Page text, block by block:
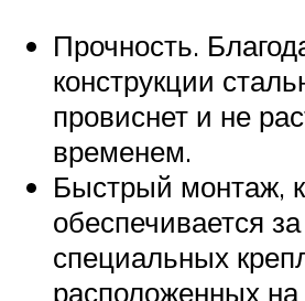
Прочность.
конструкции
провиснет и не
временем.
Быстрый монтаж,
обеспечивается
специальных
расположенных